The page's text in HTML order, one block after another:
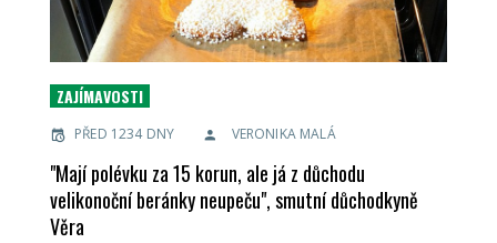
ZAJÍMAVOSTI
PŘED 1234 DNY VERONIKA MALÁ
"Mají polévku za 15 korun, ale já z důchodu
velikonoční beránky neupeču", smutní důchodkyně
Věra